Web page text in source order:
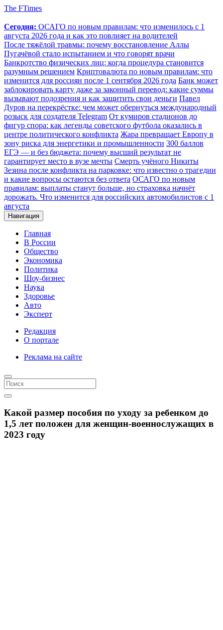
The FTimes
Сегодня: ОСАГО по новым правилам: что изменилось с 1
августа 2026 года и как это повлияет на водителей
После тяжёлой травмы: почему восстановление Аллы
Пугачёвой стало испытанием и что говорят врачи
Банкротство физических лиц: когда процедура становится
разумным решением Криптовалюта по новым правилам: что
изменится для россиян после 1 сентября 2026 года Банк может
заблокировать карту даже за законный перевод: какие суммы
вызывают подозрения и как защитить свои деньги Павел
Дуров на перекрёстке: чем может обернуться международный
розыск для создателя Telegram От кумиров стадионов до
фигур спора: как легенды советского футбола оказались в
центре политического конфликта Жара превращает Европу в
зону риска для энергетики и промышленности 300 баллов
ЕГЭ — и без бюджета: почему высший результат не
гарантирует место в вузе мечты Смерть учёного Никиты
Зезина после конфликта на парковке: что известно о трагедии
и какие вопросы остаются без ответа ОСАГО по новым
правилам: выплаты станут больше, но страховка начнёт
дорожать. Что изменится для российских автомобилистов с 1
августа
Навигация
Главная
В России
Общество
Экономика
Политика
Шоу-бизнес
Наука
Здоровье
Авто
Эксперт
Редакция
О портале
Реклама на сайте
Какой размер пособия по уходу за ребенком до
1,5 лет положен для женщин-военнослужащих в
2023 году